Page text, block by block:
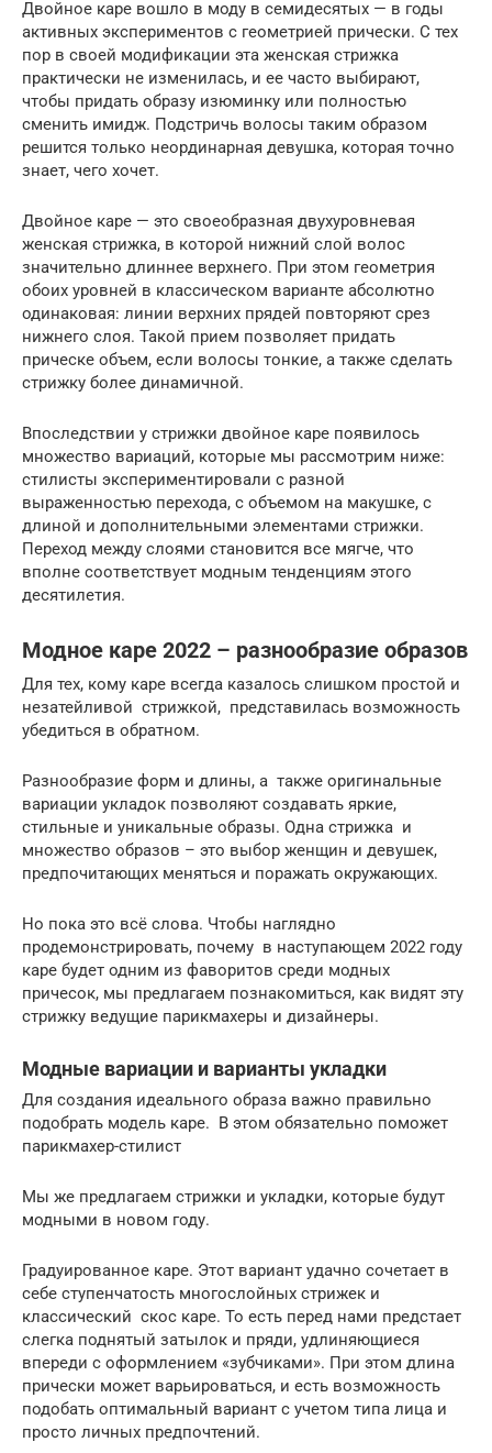
Двойное каре вошло в моду в семидесятых — в годы
активных экспериментов с геометрией прически. С тех
пор в своей модификации эта женская стрижка
практически не изменилась, и ее часто выбирают,
чтобы придать образу изюминку или полностью
сменить имидж. Подстричь волосы таким образом
решится только неординарная девушка, которая точно
знает, чего хочет.
Двойное каре — это своеобразная двухуровневая
женская стрижка, в которой нижний слой волос
значительно длиннее верхнего. При этом геометрия
обоих уровней в классическом варианте абсолютно
одинаковая: линии верхних прядей повторяют срез
нижнего слоя. Такой прием позволяет придать
прическе объем, если волосы тонкие, а также сделать
стрижку более динамичной.
Впоследствии у стрижки двойное каре появилось
множество вариаций, которые мы рассмотрим ниже:
стилисты экспериментировали с разной
выраженностью перехода, с объемом на макушке, с
длиной и дополнительными элементами стрижки.
Переход между слоями становится все мягче, что
вполне соответствует модным тенденциям этого
десятилетия.
Модное каре 2022 – разнообразие образов
Для тех, кому каре всегда казалось слишком простой и
незатейливой стрижкой, представилась возможность
убедиться в обратном.
Разнообразие форм и длины, а также оригинальные
вариации укладок позволяют создавать яркие,
стильные и уникальные образы. Одна стрижка и
множество образов – это выбор женщин и девушек,
предпочитающих меняться и поражать окружающих.
Но пока это всё слова. Чтобы наглядно
продемонстрировать, почему в наступающем 2022 году
каре будет одним из фаворитов среди модных
причесок, мы предлагаем познакомиться, как видят эту
стрижку ведущие парикмахеры и дизайнеры.
Модные вариации и варианты укладки
Для создания идеального образа важно правильно
подобрать модель каре. В этом обязательно поможет
парикмахер-стилист
Мы же предлагаем стрижки и укладки, которые будут
модными в новом году.
Градуированное каре. Этот вариант удачно сочетает в
себе ступенчатость многослойных стрижек и
классический скос каре. То есть перед нами предстает
слегка поднятый затылок и пряди, удлиняющиеся
впереди с оформлением «зубчиками». При этом длина
прически может варьироваться, и есть возможность
подобать оптимальный вариант с учетом типа лица и
просто личных предпочтений.